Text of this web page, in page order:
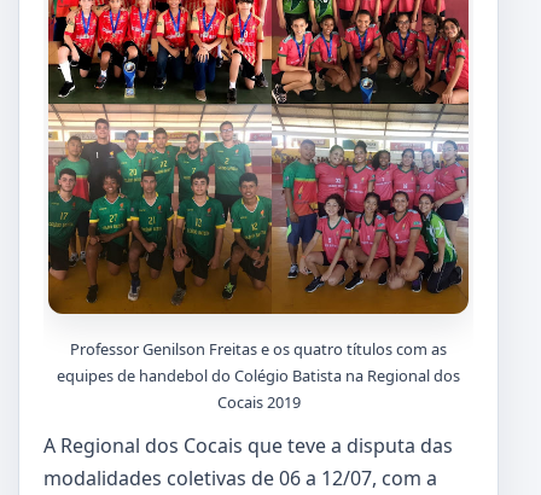
Professor Genilson Freitas e os quatro títulos com as
equipes de handebol do Colégio Batista na Regional dos
Cocais 2019
A Regional dos Cocais que teve a disputa das
modalidades coletivas de 06 a 12/07, com a